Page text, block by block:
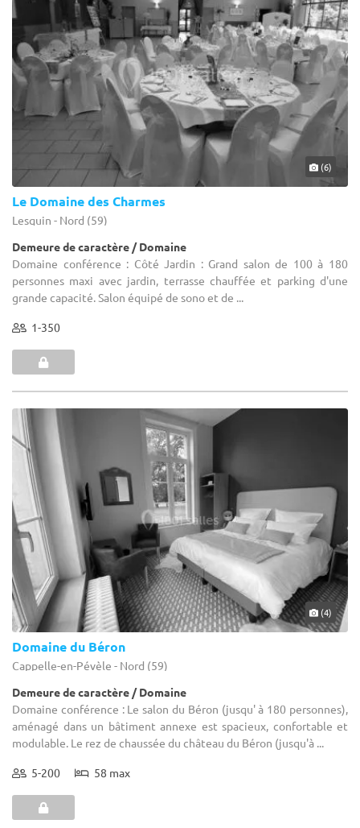
(6)
Le Domaine des Charmes
Lesquin - Nord (59)
Demeure de caractère / Domaine
Domaine conférence : Côté Jardin : Grand salon de 100 à 180
personnes maxi avec jardin, terrasse chauffée et parking d'une
grande capacité. Salon équipé de sono et de ...
1-350
(4)
Domaine du Béron
Cappelle-en-Pévèle - Nord (59)
Demeure de caractère / Domaine
Domaine conférence : Le salon du Béron (jusqu' à 180 personnes),
aménagé dans un bâtiment annexe est spacieux, confortable et
modulable. Le rez de chaussée du château du Béron (jusqu'à ...
5-200 58 max